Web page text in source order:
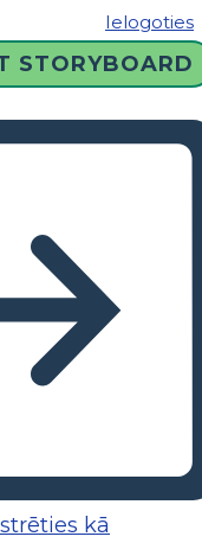
Ielogoties
STORYBOARD
kā